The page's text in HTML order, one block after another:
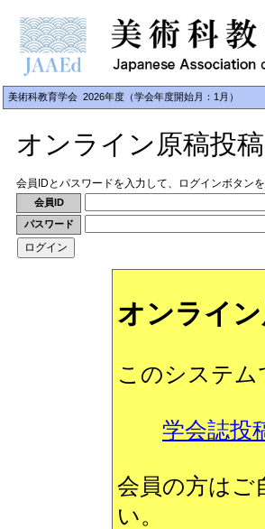
美術科教育学会 2026年度（学会年度開始月：1月）
オンライン原稿投
会員IDとパスワードを入力して、ログインボタンを
会員ID
パスワード
オンライ
このシステム
学会誌投
会員の方はご
い。